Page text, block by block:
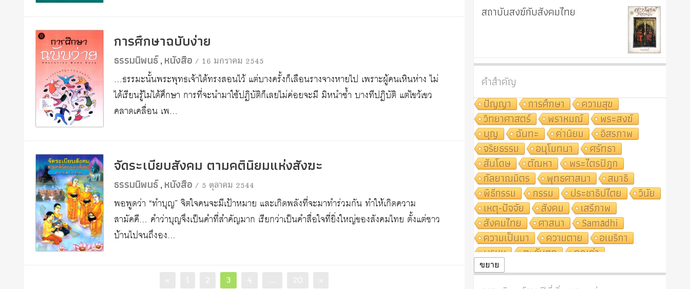
การศึกษาฉบับง่าย
ธรรมนิพนธ์, หนังสือ/ 16 มกราคม 2545
…ธรรมะนั้นพระพุทธเจ้าได้ทรงสอนไว้ แต่บางครั้งก็เลือนรางจางหายไป เพราะผู้คนเหินห่าง ไม่
ได้เรียนรู้ไม่ได้ศึกษา การที่จะนำมาใช้ปฏิบัติก็เลยไม่ค่อยจะมี มิหนำซ้ำ บางทีปฏิบัติ แต่ไขว้เขว
คลาดเคลื่อน เพ…
จัดระเบียบสังคม ตามคตินิยมแห่งสังฆะ
ธรรมนิพนธ์, หนังสือ/ 5 ตุลาคม 2544
พอพูดว่า “ทำบุญ” จิตใจคนจะมีเป้าหมาย และเกิดพลังที่จะมาทำร่วมกัน ทำให้เกิดความ
สามัคคี… คำว่าบุญจึงเป็นคำที่สำคัญมาก เรียกว่าเป็นคำสื่อใจที่ยิ่งใหญ่ของสังคมไทย ตั้งแต่ชาว
บ้านไปจนถึงอง…
Page
3
สถาบันสงฆ์กับสังคมไทย
คำสำคัญ
ปัญญา
การศึกษา
ความสุข
วิทยาศาสตร์
พราหมณ์
พระสงฆ์
บุญ
ฉันทะ ค่านิยม
อิสรภาพ
จริยธรรม
อนุโมทนา
ศรัทธา
สันโดษ
ตัณหา
พระไตรปิฎก
กัลยาณมิตร
พุทธศาสนา
สมาธิ
พิธีกรรม
กรรม ประชาธิปไตย
วินัย
เหตุ-ปัจจัย
สังคม
เสรีภาพ
สังคมไทย
ศาสนา
Samādhi
ความเป็นมา
ความตาย
อเมริกา
พรหม
ตะวันตก
คุณค่า
ปฏิจจสมุปบาท
ศาสนาประจำชาติ
ขยาย